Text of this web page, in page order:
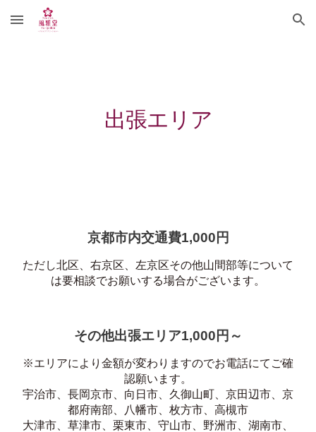
Skip to main content Skip to navigation
出張エリア
京都市内交通費1,000円
ただし北区、右京区、左京区その他山間部等について
は要相談でお願いする場合がございます。
その他出張エリア1,000円～
※エリアにより金額が変わりますのでお電話にてご確
認願います。
宇治市、長岡京市、向日市、久御山町、京田辺市、京
都府南部、八幡市、枚方市、高槻市
大津市、草津市、栗東市、守山市、野洲市、湖南市、